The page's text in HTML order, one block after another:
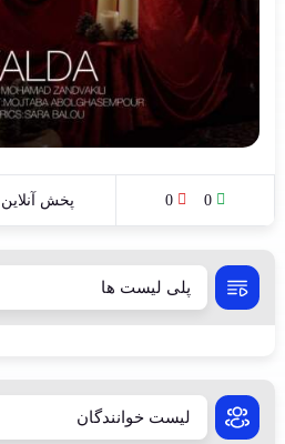
0
0 پخش آنلاین
پلی لیست ها
لیست خوانندگان